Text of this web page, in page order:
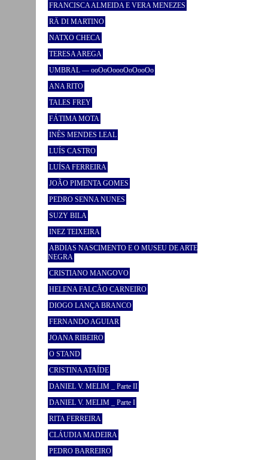
FRANCISCA ALMEIDA E VERA MENEZES
RÄ DI MARTINO
NATXO CHECA
TERESA AREGA
UMBRAL — ooOoOoooOoOooOo
ANA RITO
TALES FREY
FÁTIMA MOTA
INÊS MENDES LEAL
LUÍS CASTRO
LUÍSA FERREIRA
JOÃO PIMENTA GOMES
PEDRO SENNA NUNES
SUZY BILA
INEZ TEIXEIRA
ABDIAS NASCIMENTO E O MUSEU DE ARTE
NEGRA
CRISTIANO MANGOVO
HELENA FALCÃO CARNEIRO
DIOGO LANÇA BRANCO
FERNANDO AGUIAR
JOANA RIBEIRO
O STAND
CRISTINA ATAÍDE
DANIEL V. MELIM _ Parte II
DANIEL V. MELIM _ Parte I
RITA FERREIRA
CLÁUDIA MADEIRA
PEDRO BARREIRO